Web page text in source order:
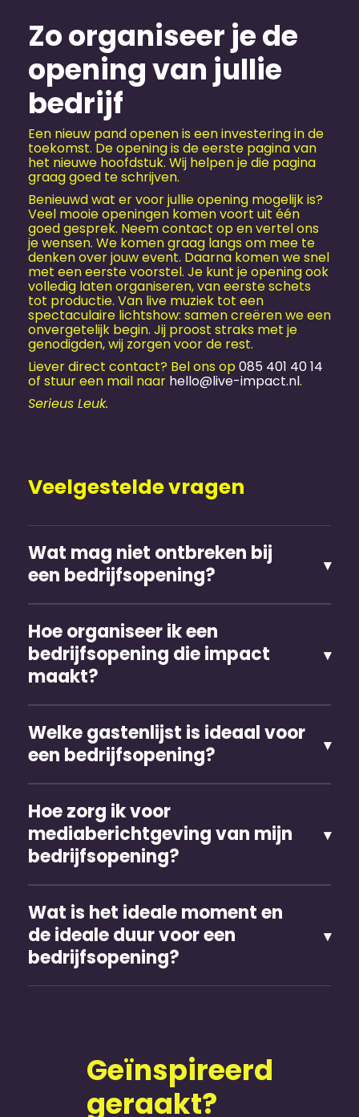
Zo organiseer je de
opening van jullie
bedrijf
Een nieuw pand openen is een investering in de
toekomst. De opening is de eerste pagina van
het nieuwe hoofdstuk. Wij helpen je die pagina
graag goed te schrijven.
Benieuwd wat er voor jullie opening mogelijk is?
Veel mooie openingen komen voort uit één
goed gesprek. Neem contact op en vertel ons
je wensen. We komen graag langs om mee te
denken over jouw event. Daarna komen we snel
met een eerste voorstel. Je kunt je opening ook
volledig laten organiseren, van eerste schets
tot productie. Van live muziek tot een
spectaculaire lichtshow: samen creëren we een
onvergetelijk begin. Jij proost straks met je
genodigden, wij zorgen voor de rest.
Liever direct contact? Bel ons op 085 401 40 14
of stuur een mail naar hello@live-impact.nl.
Serieus Leuk.
Veelgestelde vragen
Wat mag niet ontbreken bij
een bedrijfsopening?
Hoe organiseer ik een
bedrijfsopening die impact
maakt?
Welke gastenlijst is ideaal voor
een bedrijfsopening?
Hoe zorg ik voor
mediaberichtgeving van mijn
bedrijfsopening?
Wat is het ideale moment en
de ideale duur voor een
bedrijfsopening?
Geïnspireerd
geraakt?